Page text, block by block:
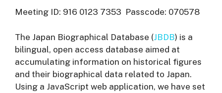
Meeting ID: 916 0123 7353 Passcode: 070578
The Japan Biographical Database (JBDB) is a
bilingual, open access database aimed at
accumulating information on historical figures
and their biographical data related to Japan.
Using a JavaScript web application, we have set